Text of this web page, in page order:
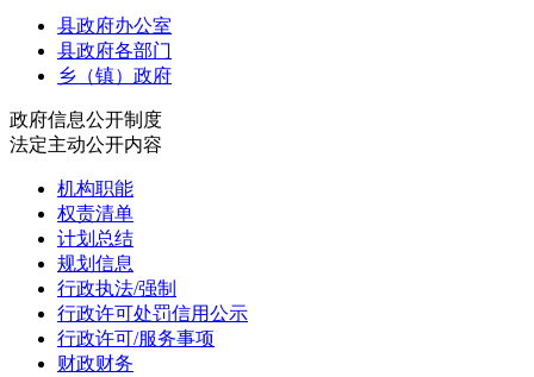
县政府办公室
县政府各部门
乡（镇）政府
政府信息公开制度
法定主动公开内容
机构职能
权责清单
计划总结
规划信息
行政执法/强制
行政许可处罚信用公示
行政许可/服务事项
财政财务